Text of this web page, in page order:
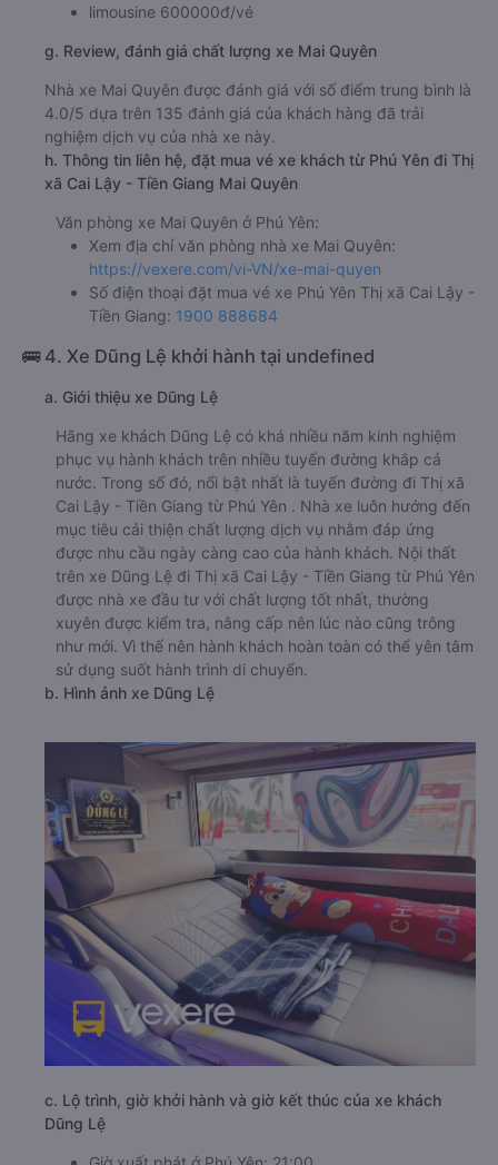
limousine 600000đ/vé
g. Review, đánh giá chất lượng xe Mai Quyên
Nhà xe Mai Quyên được đánh giá với số điểm trung bình là
4.0/5 dựa trên 135 đánh giá của khách hàng đã trải
nghiệm dịch vụ của nhà xe này.
h. Thông tin liên hệ, đặt mua vé xe khách từ Phú Yên đi Thị
xã Cai Lậy - Tiền Giang Mai Quyên
Văn phòng xe Mai Quyên ở Phú Yên:
Xem địa chỉ văn phòng nhà xe Mai Quyên:
https://vexere.com/vi-VN/xe-mai-quyen
Số điện thoại đặt mua vé xe Phú Yên Thị xã Cai Lậy -
Tiền Giang: 1900 888684
🚌 4. Xe Dũng Lệ khởi hành tại undefined
a. Giới thiệu xe Dũng Lệ
Hãng xe khách Dũng Lệ có khá nhiều năm kinh nghiệm
phục vụ hành khách trên nhiều tuyến đường khắp cả
nước. Trong số đó, nổi bật nhất là tuyến đường đi Thị xã
Cai Lậy - Tiền Giang từ Phú Yên . Nhà xe luôn hướng đến
mục tiêu cải thiện chất lượng dịch vụ nhằm đáp ứng
được nhu cầu ngày càng cao của hành khách. Nội thất
trên xe Dũng Lệ đi Thị xã Cai Lậy - Tiền Giang từ Phú Yên
được nhà xe đầu tư với chất lượng tốt nhất, thường
xuyên được kiểm tra, nâng cấp nên lúc nào cũng trông
như mới. Vì thế nên hành khách hoàn toàn có thể yên tâm
sử dụng suốt hành trình di chuyển.
b. Hình ảnh xe Dũng Lệ
c. Lộ trình, giờ khởi hành và giờ kết thúc của xe khách
Dũng Lệ